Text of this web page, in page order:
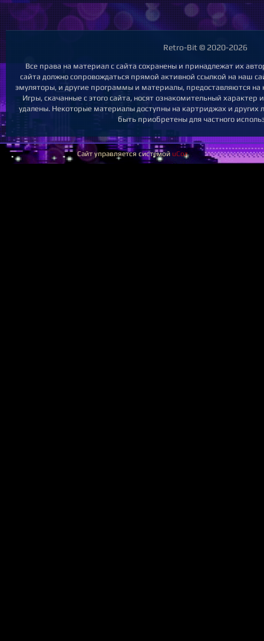
Retro-Bit © 2020-2026
Все права на материал с сайта сохранены и принадлежат их
сайта должно сопровождаться прямой активной ссылкой на наш
эмуляторы, и другие программы и материалы, предоставляются на
Игры, скачанные с этого сайта, носят ознакомительный
удалены. Некоторые материалы доступны на картриджах и других
быть приобретены для частного
Сайт управляется системой uCoz